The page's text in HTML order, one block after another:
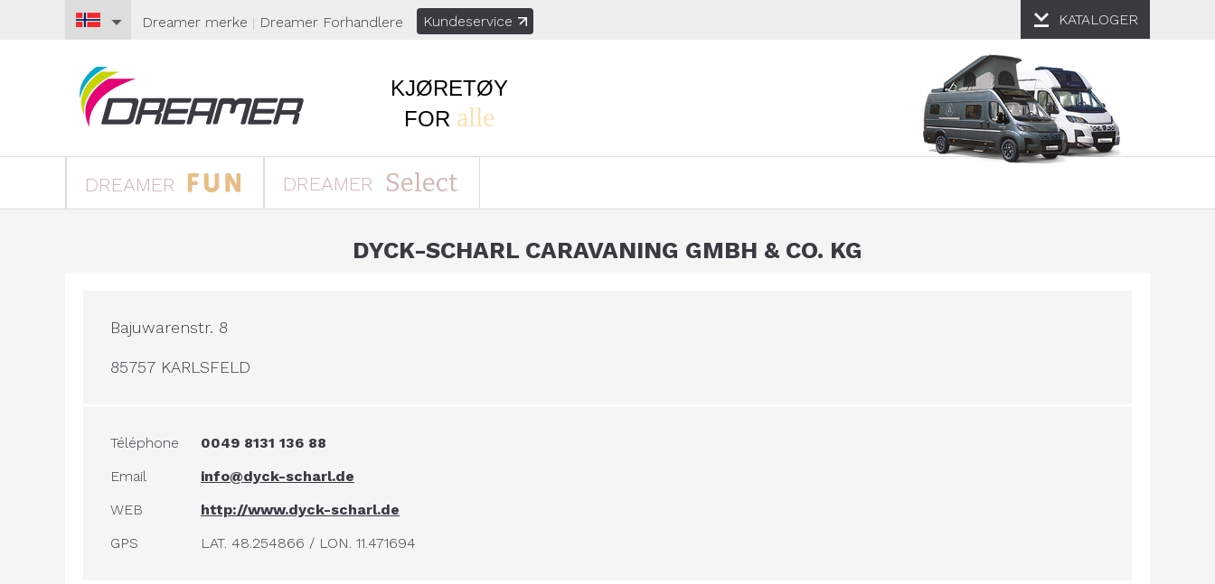
KATALOGER
Dreamer merke | Dreamer Forhandlere Kundeservice
KJØRETØY
FOR alle
DREAMER DREAMER Select
DYCK-SCHARL CARAVANING GMBH & CO. KG
Bajuwarenstr. 8
85757 KARLSFELD
Téléphone
0049 8131 136 88
Email
info@dyck-scharl.de
WEB
http://www.dyck-scharl.de
GPS
LAT. 48.254866 / LON. 11.471694